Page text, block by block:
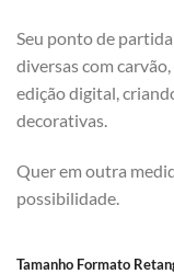
Seu ponto de
diversas com
edição digital,
decorativas.
Quer em outra
possibilidade.
Tamanho Formato